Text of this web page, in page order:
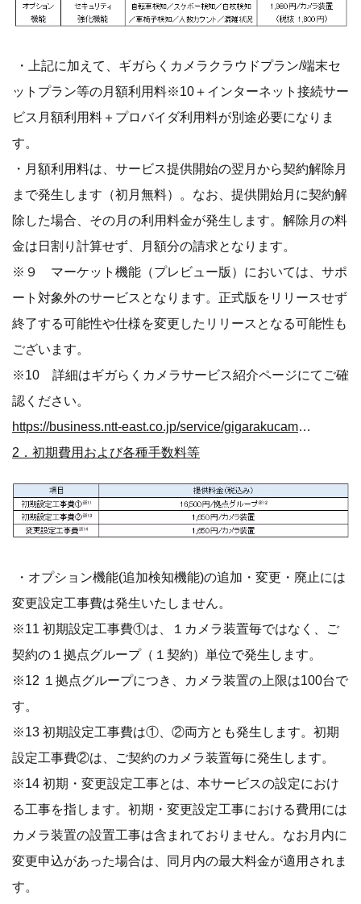
・上記に加えて、ギガらくカメラクラウドプラン/端末セ
ットプラン等の月額利用料※10＋インターネット接続サー
ビス月額利用料＋プロバイダ利用料が別途必要になりま
す。
・月額利用料は、サービス提供開始の翌月から契約解除月
まで発生します（初月無料）。なお、提供開始月に契約解
除した場合、その月の利用料金が発生します。解除月の料
金は日割り計算せず、月額分の請求となります。
※９ マーケット機能（プレビュー版）においては、サポ
ート対象外のサービスとなります。正式版をリリースせず
終了する可能性や仕様を変更したリリースとなる可能性も
ございます。
※10 詳細はギガらくカメラサービス紹介ページにてご確
認ください。
https://business.ntt-east.co.jp/service/gigarakucamera/charge.html
2．初期費用および各種手数料等
・オプション機能(追加検知機能)の追加・変更・廃止には
変更設定工事費は発生いたしません。
※11 初期設定工事費①は、１カメラ装置毎ではなく、ご
契約の１拠点グループ（１契約）単位で発生します。
※12 １拠点グループにつき、カメラ装置の上限は100台で
す。
※13 初期設定工事費は①、②両方とも発生します。初期
設定工事費②は、ご契約のカメラ装置毎に発生します。
※14 初期・変更設定工事とは、本サービスの設定におけ
る工事を指します。初期・変更設定工事における費用には
カメラ装置の設置工事は含まれておりません。なお月内に
変更申込があった場合は、同月内の最大料金が適用されま
す。